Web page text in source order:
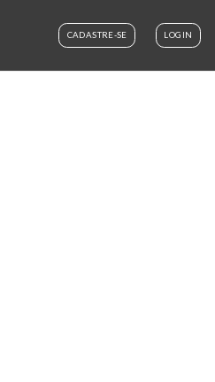
CADASTRE-SE LOGIN